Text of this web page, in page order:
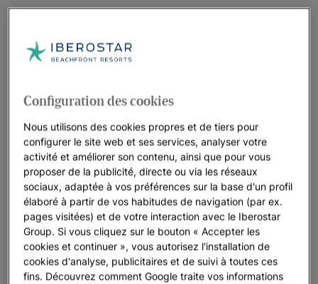
Configuration des cookies
Nous utilisons des cookies propres et de tiers pour
configurer le site web et ses services, analyser votre
activité et améliorer son contenu, ainsi que pour vous
proposer de la publicité, directe ou via les réseaux
sociaux, adaptée à vos préférences sur la base d'un profil
élaboré à partir de vos habitudes de navigation (par ex.
pages visitées) et de votre interaction avec le Iberostar
Group. Si vous cliquez sur le bouton « Accepter les
cookies et continuer », vous autorisez l'installation de
cookies d'analyse, publicitaires et de suivi à toutes ces
fins. Découvrez comment Google traite vos informations